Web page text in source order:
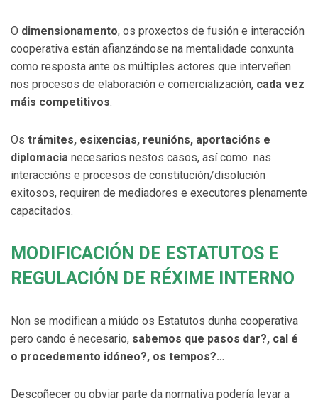
O dimensionamento, os proxectos de fusión e interacción
cooperativa están afianzándose na mentalidade conxunta
como resposta ante os múltiples actores que interveñen
nos procesos de elaboración e comercialización, cada vez
máis competitivos.
Os trámites, esixencias, reunións, aportacións e
diplomacia necesarios nestos casos, así como nas
interaccións e procesos de constitución/disolución
exitosos, requiren de mediadores e executores plenamente
capacitados.
MODIFICACIÓN DE ESTATUTOS E
REGULACIÓN DE RÉXIME INTERNO
Non se modifican a miúdo os Estatutos dunha cooperativa
pero cando é necesario, sabemos que pasos dar?, cal é
o procedemento idóneo?, os tempos?…
Descoñecer ou obviar parte da normativa podería levar a